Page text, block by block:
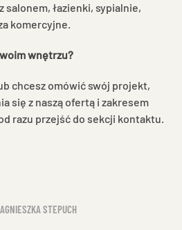
łazienki, sypialnie,
komercyjne.
wnętrzu?
chcesz omówić swój projekt,
się z naszą ofertą i zakresem
razu przejść do sekcji kontaktu.
STEPUCH